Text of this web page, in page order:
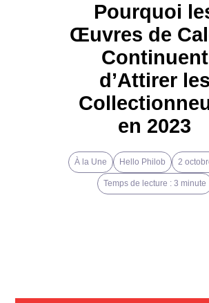
Pourquoi
Œuvres de
Continuent
d’Attirer les
en 2023
À la Une Hello Philob 2
Temps de lecture : 3 minute